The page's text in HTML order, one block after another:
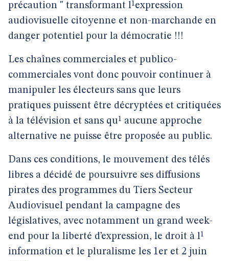
précaution " transformant l¹expression
audiovisuelle citoyenne et non-marchande en
danger potentiel pour la démocratie !!!
Les chaînes commerciales et publico-
commerciales vont donc pouvoir continuer à
manipuler les électeurs sans que leurs
pratiques puissent être décryptées et critiquées
à la télévision et sans qu¹ aucune approche
alternative ne puisse être proposée au public.
Dans ces conditions, le mouvement des télés
libres a décidé de poursuivre ses diffusions
pirates des programmes du Tiers Secteur
Audiovisuel pendant la campagne des
législatives, avec notamment un grand week-
end pour la liberté d’expression, le droit à l¹
information et le pluralisme les 1er et 2 juin